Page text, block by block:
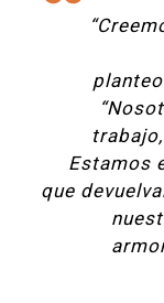
Estamos
que